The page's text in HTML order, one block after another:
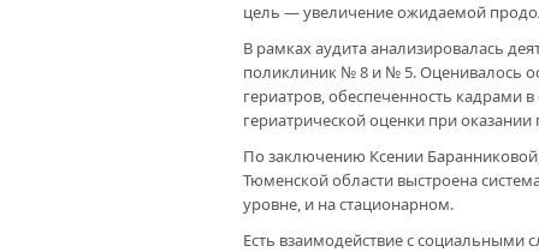
цель — увеличение ожидаемой
В рамках аудита анализировалась
поликлиник № 8 и № 5. Оценивалось
гериатров, обеспеченность кадрами
гериатрической оценки при
По заключению Ксении
Тюменской области выстроена
уровне, и на стационарном.
Есть взаимодействие с социальными